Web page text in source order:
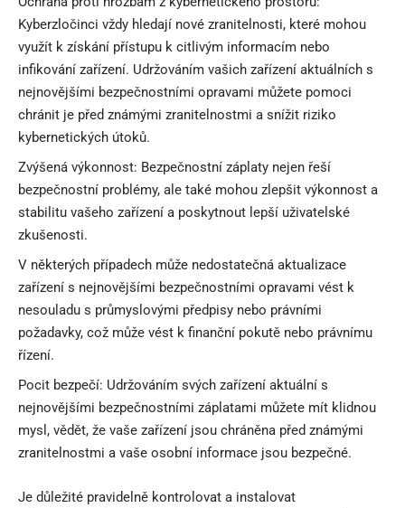
Kyberzločinci vždy hledají nové zranitelnosti, které mohou
využít k získání přístupu k citlivým informacím nebo
infikování zařízení. Udržováním vašich zařízení aktuálních s
nejnovějšími bezpečnostními opravami můžete pomoci
chránit je před známými zranitelnostmi a snížit riziko
kybernetických útoků.
Zvýšená výkonnost: Bezpečnostní záplaty nejen řeší
bezpečnostní problémy, ale také mohou zlepšit výkonnost a
stabilitu vašeho zařízení a poskytnout lepší uživatelské
zkušenosti.
V některých případech může nedostatečná aktualizace
zařízení s nejnovějšími bezpečnostními opravami vést k
nesouladu s průmyslovými předpisy nebo právními
požadavky, což může vést k finanční pokutě nebo právnímu
řízení.
Pocit bezpečí: Udržováním svých zařízení aktuální s
nejnovějšími bezpečnostními záplatami můžete mít klidnou
mysl, vědět, že vaše zařízení jsou chráněna před známými
zranitelnostmi a vaše osobní informace jsou bezpečné.
Je důležité pravidelně kontrolovat a instalovat